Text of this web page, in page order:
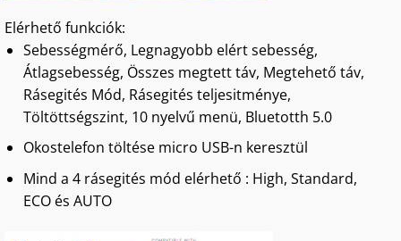
Elérhető funkciók:
Sebességmérő, Legnagyobb elért sebesség,
Átlagsebesség, Összes megtett táv, Megtehető táv,
Rásegités Mód, Rásegités teljesitménye,
Töltöttségszint, 10 nyelvű menü, Bluetotth 5.0
Okostelefon töltése micro USB-n keresztül
Mind a 4 rásegités mód elérhető : High, Standard,
ECO és AUTO